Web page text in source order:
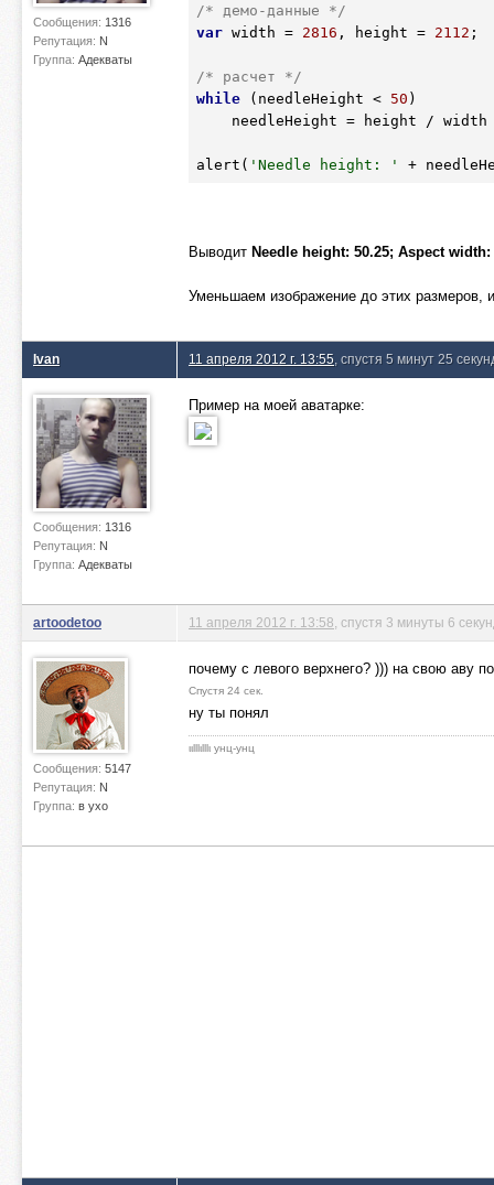
Сообщения: 1316
Репутация: N
Группа: Адекваты
/* демо-данные */
var width = 2816 , height = 2112 ;
/* расчет */
while (needleHeight < 50 )
alert( 'Needle height: ' +
Выводит Needle height: 50.25; Aspect width:
Уменьшаем изображение до этих размеров,
Ivan
Сообщения: 1316
Репутация: N
Группа: Адекваты
11 апреля 2012 г. 13:55 , спустя 5 минут 25
Пример на моей аватарке:
artoodetoo
Сообщения: 5147
Репутация: N
Группа: в ухо
11 апреля 2012 г. 13:58 , спустя 3 минуты 6
почему с левого верхнего? ))) на свою аву
Спустя 24 сек.
ну ты понял
ιιlllιlllι унц-унц